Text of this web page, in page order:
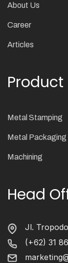
About Us
Career
Articles
Product
Metal Stamping
Metal Packaging
Machining
Head
Jl.
(+62) 31